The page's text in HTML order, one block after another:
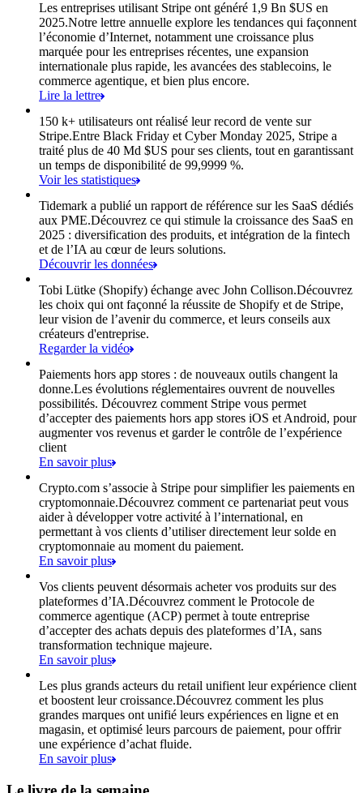
Les entreprises utilisant Stripe ont généré 1,9 Bn $US en
2025.Notre lettre annuelle explore les tendances qui façonnent
l’économie d’Internet, notamment une croissance plus
marquée pour les entreprises récentes, une expansion
internationale plus rapide, les avancées des stablecoins, le
commerce agentique, et bien plus encore.
Lire la lettre
150 k+ utilisateurs ont réalisé leur record de vente sur
Stripe.Entre Black Friday et Cyber Monday 2025, Stripe a
traité plus de 40 Md $US pour ses clients, tout en garantissant
un temps de disponibilité de 99,9999 %.
Voir les statistiques
Tidemark a publié un rapport de référence sur les SaaS dédiés
aux PME.Découvrez ce qui stimule la croissance des SaaS en
2025 : diversification des produits, et intégration de la fintech
et de l’IA au cœur de leurs solutions.
Découvrir les données
Tobi Lütke (Shopify) échange avec John Collison.Découvrez
les choix qui ont façonné la réussite de Shopify et de Stripe,
leur vision de l’avenir du commerce, et leurs conseils aux
créateurs d'entreprise.
Regarder la vidéo
Paiements hors app stores : de nouveaux outils changent la
donne.Les évolutions réglementaires ouvrent de nouvelles
possibilités. Découvrez comment Stripe vous permet
d’accepter des paiements hors app stores iOS et Android, pour
augmenter vos revenus et garder le contrôle de l’expérience
client
En savoir plus
Crypto.com s’associe à Stripe pour simplifier les paiements en
cryptomonnaie.Découvrez comment ce partenariat peut vous
aider à développer votre activité à l’international, en
permettant à vos clients d’utiliser directement leur solde en
cryptomonnaie au moment du paiement.
En savoir plus
Vos clients peuvent désormais acheter vos produits sur des
plateformes d’IA.Découvrez comment le Protocole de
commerce agentique (ACP) permet à toute entreprise
d’accepter des achats depuis des plateformes d’IA, sans
transformation technique majeure.
En savoir plus
Les plus grands acteurs du retail unifient leur expérience client
et boostent leur croissance.Découvrez comment les plus
grandes marques ont unifié leurs expériences en ligne et en
magasin, et optimisé leurs parcours de paiement, pour offrir
une expérience d’achat fluide.
En savoir plus